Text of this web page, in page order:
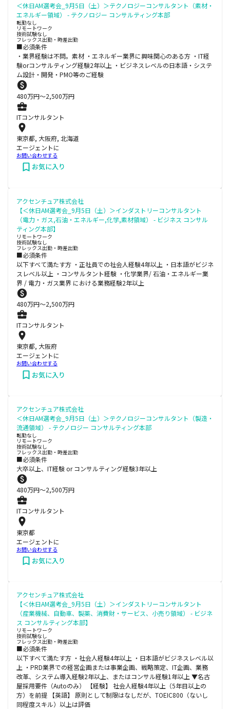
＜休日AM選考会_9月5日（土）＞テクノロジーコンサルタント（素材・
エネルギー領域） - テクノロジー コンサルティング本部
転勤なし
リモートワーク
技術試験なし
フレックス出勤・時差出勤
■必須条件
・業界経験は不問。素材 ・エネルギー業界に興味関心のある方 ・IT経
験orコンサルティング経験2年以上 ・ビジネスレベルの日本語・システ
ム設計・開発・PMO等のご経験
480万円〜2,500万円
ITコンサルタント
東京都, 大阪府, 北海道
エージェントに
お問い合わせする
お気に入り
アクセンチュア株式会社
【＜休日AM選考会_9月5日（土）＞インダストリーコンサルタント
（電力・ガス,石油・エネルギー,化学,素材領域） - ビジネス コンサル
ティング本部】
リモートワーク
技術試験なし
フレックス出勤・時差出勤
■必須条件
以下すべて満たす方 ・正社員での社会人経験4年以上 ・日本語がビジネ
スレベル以上 ・コンサルタント経験 ・化学業界/ 石油・エネルギー業
界 / 電力・ガス業界 における業務経験2年以上
480万円〜2,500万円
ITコンサルタント
東京都, 大阪府
エージェントに
お問い合わせする
お気に入り
アクセンチュア株式会社
＜休日AM選考会_9月5日（土）＞テクノロジーコンサルタント（製造・
流通領域） - テクノロジー コンサルティング本部
転勤なし
リモートワーク
技術試験なし
フレックス出勤・時差出勤
■必須条件
大卒以上、IT経験 or コンサルティング経験3年以上
480万円〜2,500万円
ITコンサルタント
東京都
エージェントに
お問い合わせする
お気に入り
アクセンチュア株式会社
【＜休日AM選考会_9月5日（土）＞インダストリーコンサルタント
（産業機械、自動車、製薬、消費財・サービス、小売り領域） - ビジネ
ス コンサルティング本部】
リモートワーク
技術試験なし
フレックス出勤・時差出勤
■必須条件
以下すべて満たす方 ・社会人経験4年以上 ・日本語がビジネスレベル以
上 ・PRD業界での経営企画または事業企画、戦略策定、IT企画、業務
改革、システム導入経験2年以上、またはコンサル経験1年以上 ▼名古
屋採用要件（Autoのみ） 【経験】 社会人経験4年以上（5年目以上の
方）を前提 【英語】 原則として制限はなしだが、TOEIC800（ないし
同程度スキル）以上は評価